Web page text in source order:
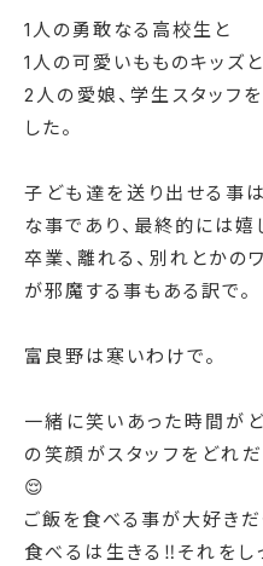
1人の勇敢なる高校生と
1人の可愛いもものキッズと
2人の愛娘、学生スタッフ
した。
子ども達を送り出せる事
な事であり、最終的には嬉
卒業、離れる、別れとかの
が邪魔する事もある訳で。
富良野は寒いわけで。
一緒に笑いあった時間が
の笑顔がスタッフをどれ
😌
ご飯を食べる事が大好き
食べるは生きる‼️それをし